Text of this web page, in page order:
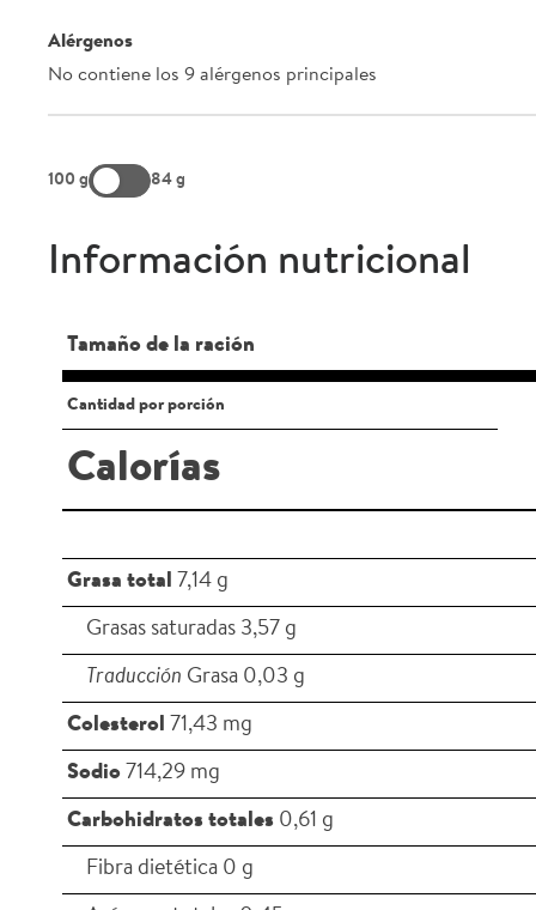
Alérgenos
No contiene los 9 alérgenos principales
100 g 84 g
Información nutricional
Tamaño de la ración
Cantidad por porción
Calorías
Grasa total 7,14 g
Grasas saturadas 3,57 g
Traducción Grasa 0,03 g
Colesterol 71,43 mg
Sodio 714,29 mg
Carbohidratos totales 0,61 g
Fibra dietética 0 g